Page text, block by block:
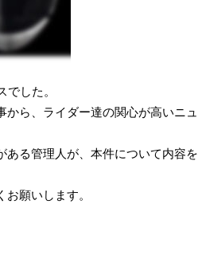
した。
ら、ライダー達の関心が高いニュ
ある管理人が、本件について内容を
願いします。